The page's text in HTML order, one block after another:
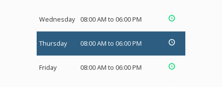
Wednesday 08:00 AM to 06:00 PM
Thursday 08:00 AM to 06:00 PM
Friday 08:00 AM to 06:00 PM